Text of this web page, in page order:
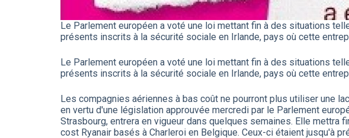
Le Parlement européen a voté une loi mettant fin à des situations
présents inscrits à la sécurité sociale en Irlande, pays où cette
Le Parlement européen a voté une loi mettant fin à des situations
présents inscrits à la sécurité sociale en Irlande, pays où cette
Les compagnies aériennes à bas coût ne pourront plus utiliser une
en vertu d'une législation approuvée mercredi par le Parlement
Strasbourg, entrera en vigueur dans quelques semaines. Elle
cost Ryanair basés à Charleroi en Belgique. Ceux-ci étaient jusqu'à